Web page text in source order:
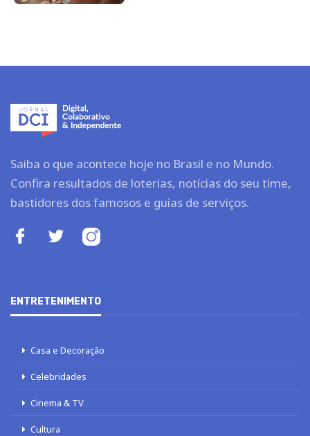
Saiba o que acontece hoje no Brasil e no Mundo.
Confira resultados de loterias, notícias do seu time,
bastidores dos famosos e guias de serviços.
ENTRETENIMENTO
Casa e Decoração
Celebridades
Cinema & TV
Cultura